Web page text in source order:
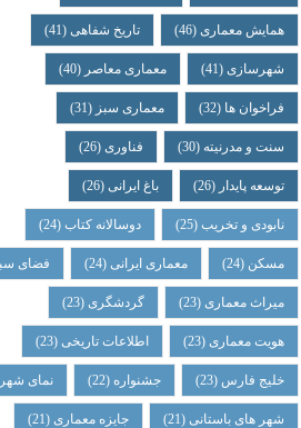
همایش معماری(46) تاریخ شفاهی(41)
شهرسازی(41) معماری معاصر (40)
فراخوان ها (32) معماری سبز (31)
سنت و مدرنیته (30) فناوری(26)
توسعه پایدار (26) باغ ایرانی(26)
نابودی و تخریب(25) دوسالانه کتاب(24)
مسکن (24) معماری ایرانی(24) فضای
میراث معماری(23) گردشگری(23)
هویت معماری(23) اطلاعات تاریخی(23)
خلیج فارس (23) جشنواره (22) نمای
شهر های باستانی(21) جایزه معماری(21)